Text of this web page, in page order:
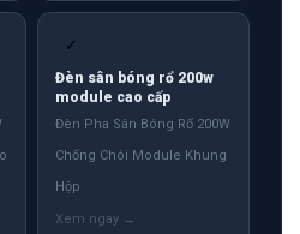
✓
Đèn sân bóng rổ 200w
module cao cấp
Đèn Pha Sân Bóng Rổ 200W
Chống Chói Module Khung
Hộp